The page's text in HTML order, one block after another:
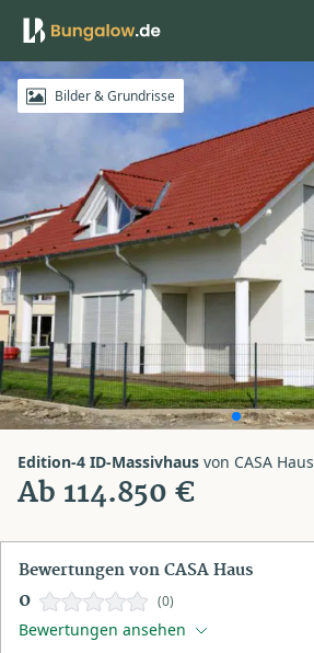
Anmelden
Bilder & Grundrisse
Edition-4 ID-Massivhaus von CASA Haus
Ab 114.850 €
Bewertungen von CASA Haus
0 (0)
Bewertungen ansehen